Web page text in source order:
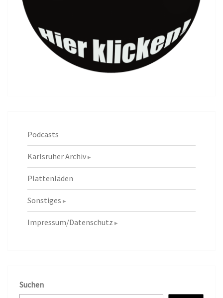
Podcasts
Karlsruher Archiv
Plattenläden
Sonstiges
Impressum/Datenschutz
Suchen